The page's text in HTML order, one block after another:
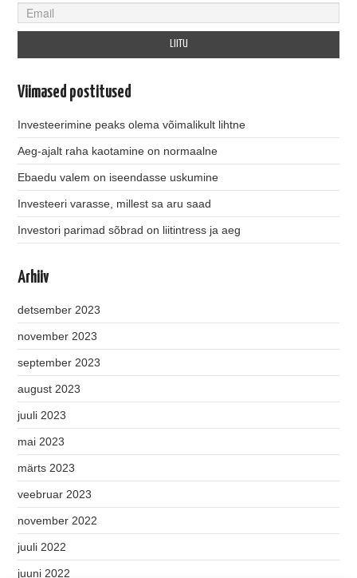
Viimased postitused
Investeerimine peaks olema võimalikult lihtne
Aeg-ajalt raha kaotamine on normaalne
Ebaedu valem on iseendasse uskumine
Investeeri varasse, millest sa aru saad
Investori parimad sõbrad on liitintress ja aeg
Arhiiv
detsember 2023
november 2023
september 2023
august 2023
juuli 2023
mai 2023
märts 2023
veebruar 2023
november 2022
juuli 2022
juuni 2022